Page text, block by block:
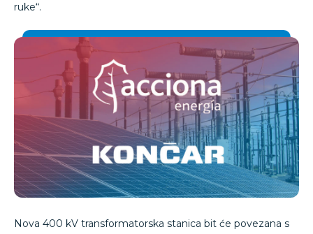
ruke“.
Nova 400 kV transformatorska stanica bit će povezana s